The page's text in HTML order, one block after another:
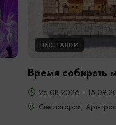
ВЫСТАВКИ
Время собирать
25.08.2026 -
Светлогорск, Арт-